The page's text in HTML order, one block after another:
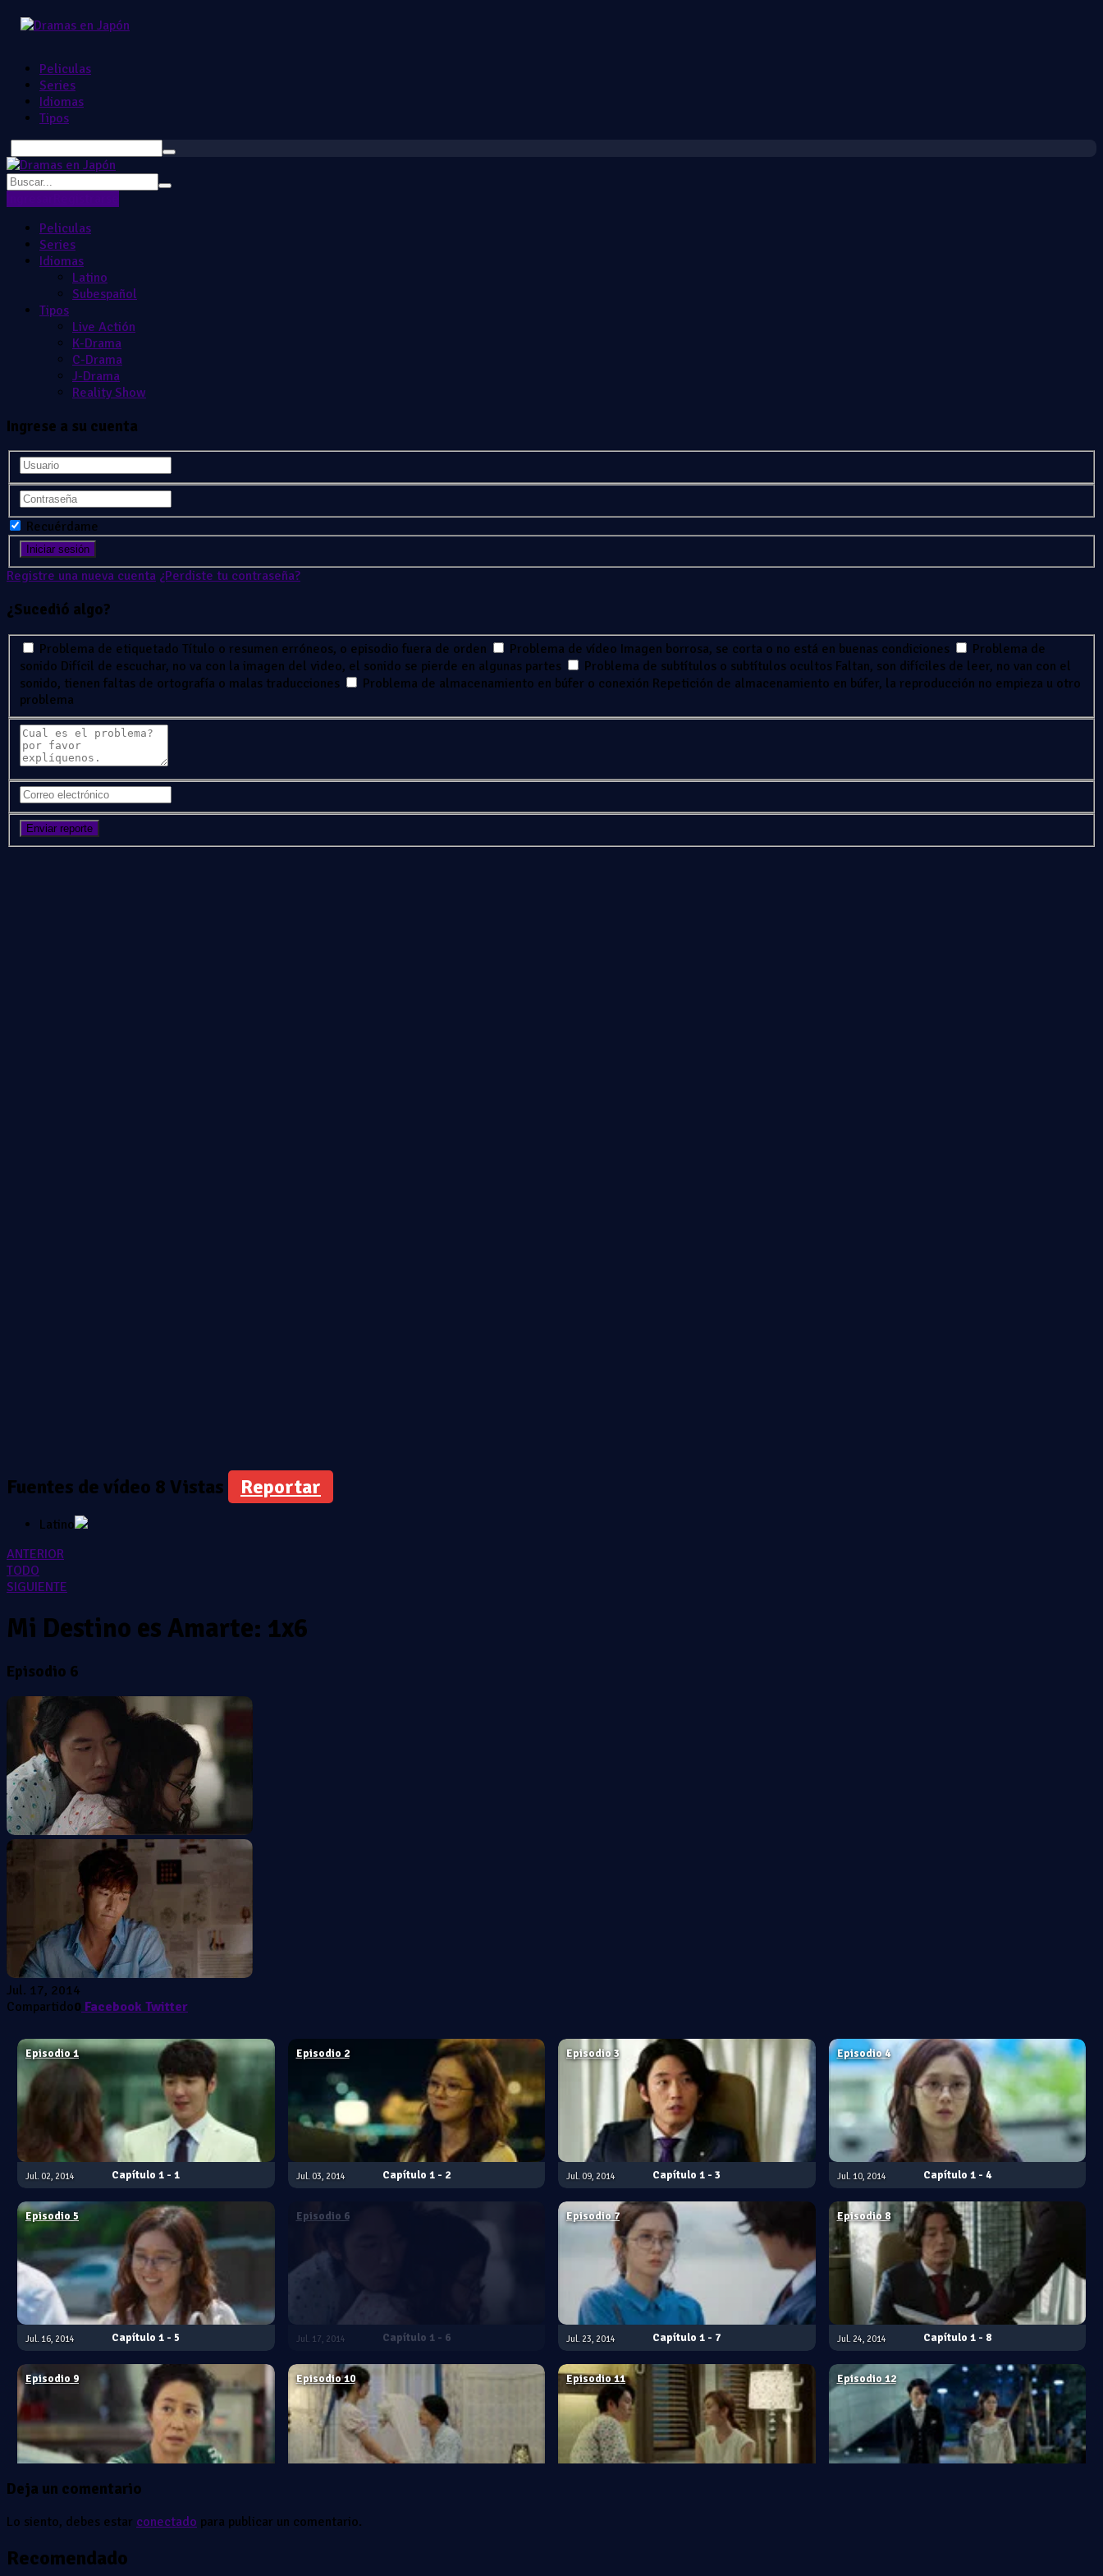
Peliculas
Series
Idiomas
Tipos
Peliculas
Series
Idiomas
Latino
Subespañol
Tipos
Live Actión
K-Drama
C-Drama
J-Drama
Reality Show
Ingrese a su cuenta
Recuérdame
Registre una nueva cuenta ¿Perdiste tu contraseña?
¿Sucedió algo?
Problema de etiquetado Título o resumen erróneos, o episodio fuera de orden Problema de vídeo Imagen borrosa, se corta o no está en buenas condiciones
Problema de
sonido Difícil de escuchar, no va con la imagen del video, el sonido se pierde en algunas partes Problema de subtítulos o subtítulos ocultos Faltan, son difíciles de leer, no van con el
sonido, tienen faltas de ortografía o malas traducciones
Problema de almacenamiento en búfer o conexión Repetición de almacenamiento en búfer, la reproducción no empieza u otro
problema
Fuentes de vídeo 8 Vistas Reportar
Latino
ANTERIOR
TODO
SIGUIENTE
Mi Destino es Amarte: 1x6
Episodio 6
Jul. 17, 2014
Compartido0 Facebook Twitter
1 - 1
Episodio 1
Jul. 02, 2014 1 - 2
Episodio 2
Jul. 03, 2014 1 - 3
Episodio 3
Jul. 09, 2014 1 - 4
Episodio 4
Jul. 10, 2014
1 - 5
Episodio 5
Jul. 16, 2014 1 - 6
Episodio 6
Jul. 17, 2014 1 - 7
Episodio 7
Jul. 23, 2014 1 - 8
Episodio 8
Jul. 24, 2014
Episodio 9 Episodio 10 Episodio 11 Episodio 12
Deja un comentario
Lo siento, debes estar conectado para publicar un comentario.
Recomendado